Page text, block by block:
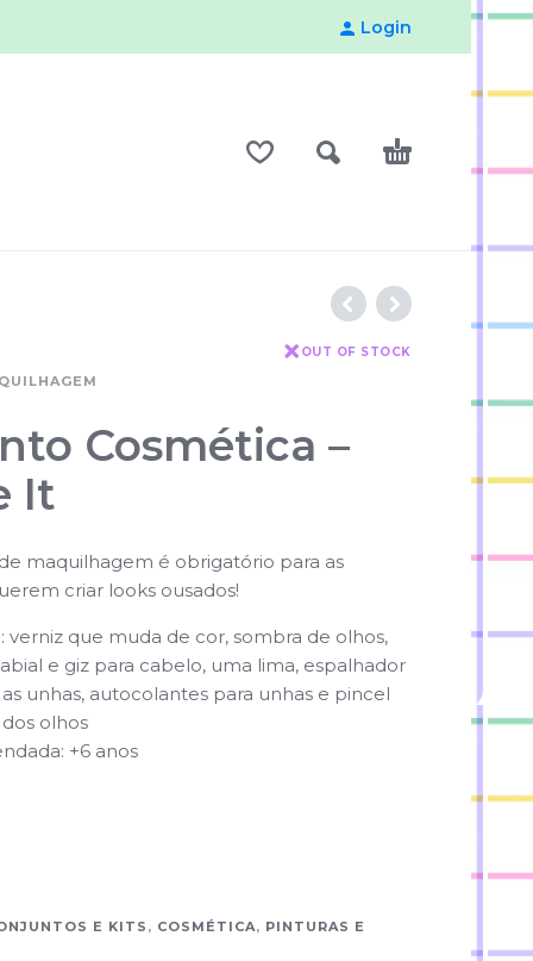
Login
OUT OF STOCK
Cosmética –
It
maquilhagem é obrigatório para as
criar looks ousados!
verniz que muda de cor, sombra de olhos,
e giz para cabelo, uma lima, espalhador
unhas, autocolantes para unhas e pincel
olhos
+6 anos
E KITS , COSMÉTICA, PINTURAS E